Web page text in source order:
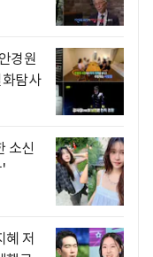
경원
탐사
소신
'
혜 저